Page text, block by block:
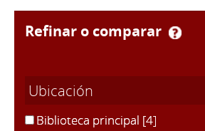
refinar o comparar
Ubicación
Biblioteca principal [4]